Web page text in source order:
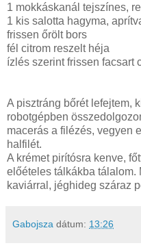
1 mokkáskanál tejszínes,
1 kis salotta hagyma,
frissen őrölt bors
fél citrom reszelt héja
ízlés szerint frissen facsart
A pisztráng bőrét lefejtem,
robotgépben
macerás a filézés, vegyen
halfilét.
A krémet pirítósra kenve,
előételes tálkákba tálalom.
kaviárral, jéghideg száraz
Gabojsza dátum: 13:26